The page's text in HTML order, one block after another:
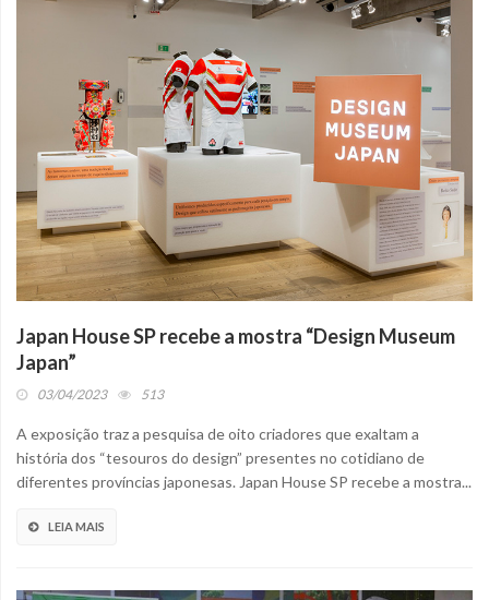
Japan House SP recebe a mostra “Design Museum
Japan”
03/04/2023 513
A exposição traz a pesquisa de oito criadores que exaltam a
história dos “tesouros do design” presentes no cotidiano de
diferentes províncias japonesas. Japan House SP recebe a mostra...
LEIA MAIS